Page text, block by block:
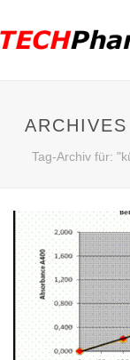
ARCHIVES
Tag-Archiv für: